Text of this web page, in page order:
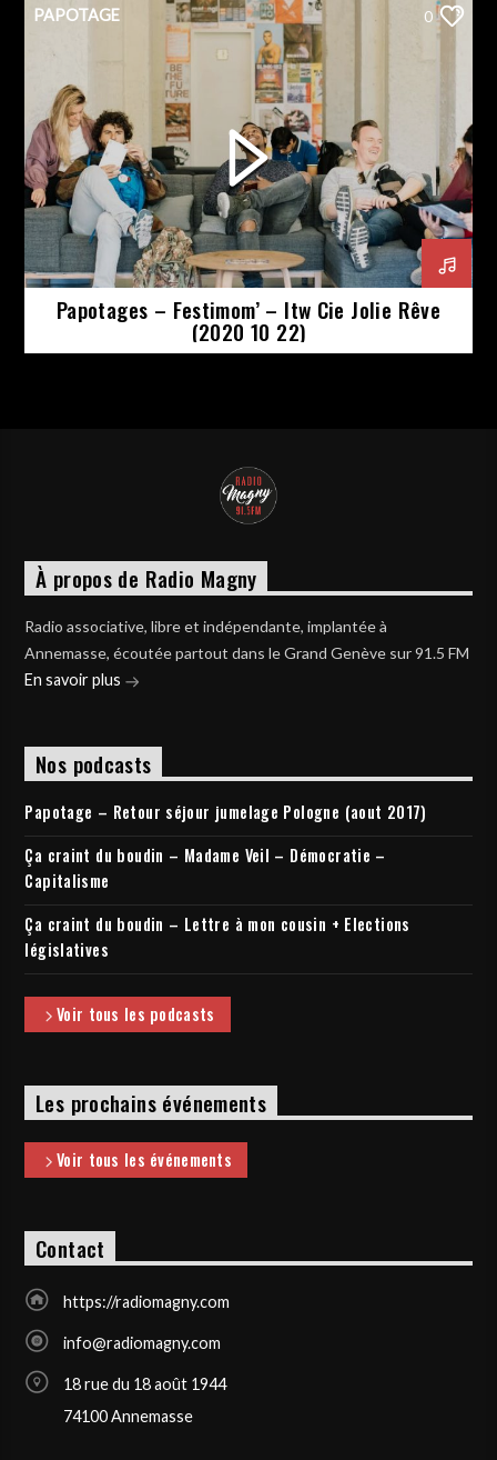
PAPOTAGE 0
Papotages – Festimom’ – Itw Cie Jolie Rêve
(2020 10 22)
À propos de Radio Magny
Radio associative, libre et indépendante, implantée à
Annemasse, écoutée partout dans le Grand Genève sur 91.5 FM
En savoir plus
Nos podcasts
Papotage – Retour séjour jumelage Pologne (aout 2017)
Ça craint du boudin – Madame Veil – Démocratie –
Capitalisme
Ça craint du boudin – Lettre à mon cousin + Elections
législatives
Voir tous les podcasts
Les prochains événements
Voir tous les événements
Contact
https://radiomagny.com
info@radiomagny.com
18 rue du 18 août 1944
74100 Annemasse